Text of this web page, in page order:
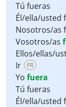
Tú fueras
Él/ella/usted
Nosotros/as
Vosotros/as
Ellos/ellas/
Ir
FR
Yo fuera
Tú fueras
Él/ella/usted